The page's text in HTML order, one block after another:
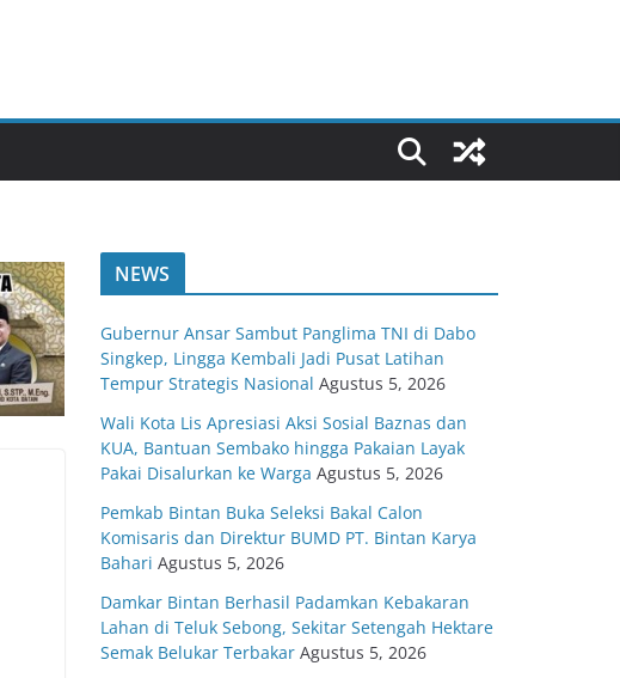
NEWS
Gubernur Ansar Sambut Panglima TNI di Dabo
Singkep, Lingga Kembali Jadi Pusat Latihan
Tempur Strategis Nasional Agustus 5, 2026
Wali Kota Lis Apresiasi Aksi Sosial Baznas dan
KUA, Bantuan Sembako hingga Pakaian Layak
Pakai Disalurkan ke Warga Agustus 5, 2026
Pemkab Bintan Buka Seleksi Bakal Calon
Komisaris dan Direktur BUMD PT. Bintan Karya
Bahari Agustus 5, 2026
Damkar Bintan Berhasil Padamkan Kebakaran
Lahan di Teluk Sebong, Sekitar Setengah Hektare
Semak Belukar Terbakar Agustus 5, 2026